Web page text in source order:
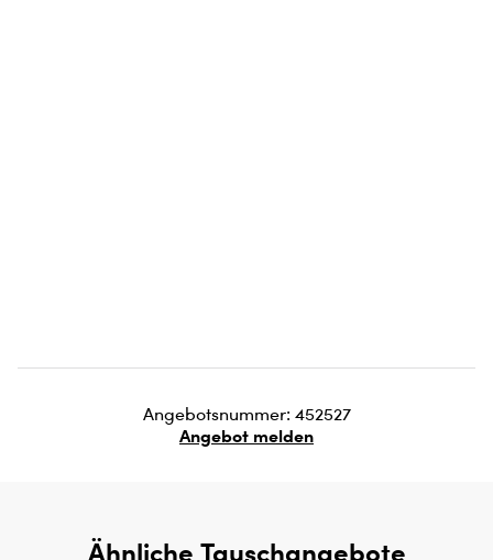
Angebotsnummer: 452527
Angebot melden
Ähnliche Tauschangebote